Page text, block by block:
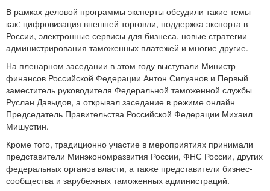
В рамках деловой программы эксперты обсудили такие темы
как: цифровизация внешней торговли, поддержка экспорта в
России, электронные сервисы для бизнеса, новые стратегии
администрирования таможенных платежей и многие другие.
На пленарном заседании в этом году выступали Министр
финансов Российской Федерации Антон Силуанов и Первый
заместитель руководителя Федеральной таможенной службы
Руслан Давыдов, а открывал заседание в режиме онлайн
Председатель Правительства Российской Федерации Михаил
Мишустин.
Кроме того, традиционно участие в мероприятиях принимали
представители Минэкономразвития России, ФНС России, других
федеральных органов власти, а также представители бизнес-
сообщества и зарубежных таможенных администраций.